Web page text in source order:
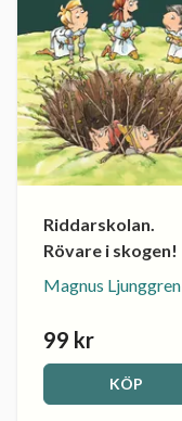
Riddarskolan.
Rövare i skogen!
Magnus Ljunggren
99 kr
KÖP